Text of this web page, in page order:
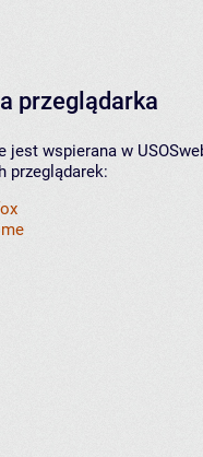
przeglądarka
jest wspierana w
przeglądarek: